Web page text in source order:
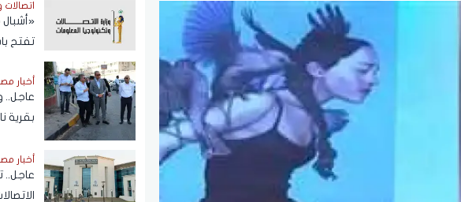
اتصالات
«أشبال
تفتح
أخبار
عاجل..
بقرية
أخبار
عاجل..